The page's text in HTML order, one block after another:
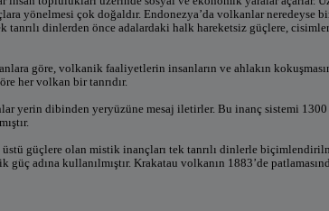
yönelmesi çok doğaldır. Endonezya’da volkanlar neredeyse
tanrılı dinlerden önce adalardaki halk hareketsiz güçlere,
göre, volkanik faaliyetlerin insanların ve ahlakın
her volkan bir tanrıdır.
yerin dibinden yeryüzüne mesaj iletirler. Bu inanç sistemi
güçlere olan mistik inançları tek tanrılı dinlerle
güç adına kullanılmıştır. Krakatau volkanın 1883’de